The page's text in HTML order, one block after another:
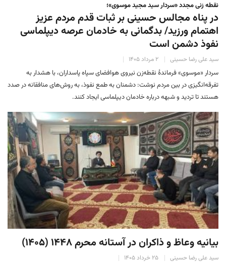
نقطه زنی مجدد «سردار سید مجید موسوی»؛
در پناه مجالس حسینی بر ثبات‌ قدم مردم عزیز
اهتمام ورزید/ بدگمانی به خادمان عرصه دیپلماسی
نفوذ دشمن است
سید علی رضا حسینی ۲ مرداد ۱۴۰۵
سردار «موسوی» فرماندهٔ نقطه‌زن نیروی هوافضای سپاه پاسداران، با هشدار به
تفرقه‌انگیزی در بین مردم نوشت: دشمنان به طمع نفوذ، به روش‌های منافقانه در صدد
هستند تا تردید و شبهه درباره خادمان دیپلماسی ایجاد کنند.
بیانیه وعاظ و ذاکران در آستانه محرم ۱۴۴۸ (۱۴۰۵)
سید علی رضا حسینی ۲۵ خرداد ۱۴۰۵